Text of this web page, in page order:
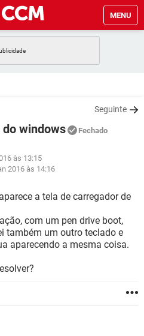
MENU
GMAIL
GMAIL
WHATSAPP
EXCEL
WHATSAPP
EXCEL
GMAIL
WHATSAPP
EXCEL
Seguinte
windows Fechado
às 13:15
2016 às 14:16
a tela de carregador de
com um pen drive boot,
também um outro teclado e
aparecendo a mesma coisa.